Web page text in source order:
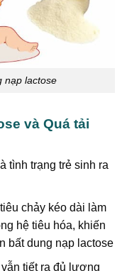
nạp lactose
và Quá tải
tình trạng trẻ sinh ra
chảy kéo dài làm
hệ tiêu hóa, khiến
bất dung nạp lactose
tiết ra đủ lượng